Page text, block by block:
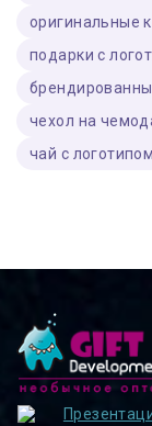
оригинальные
подарки с
чехол на
чай с логотипом